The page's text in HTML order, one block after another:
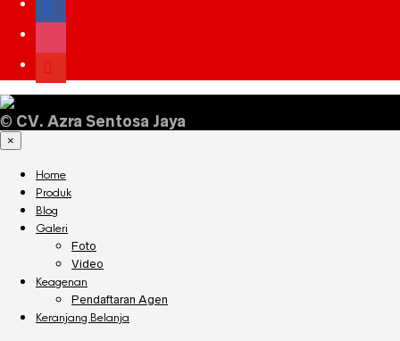
instagram
youtube
© CV. Azra Sentosa Jaya
×
Home
Produk
Blog
Galeri
Foto
Video
Keagenan
Pendaftaran Agen
Keranjang Belanja